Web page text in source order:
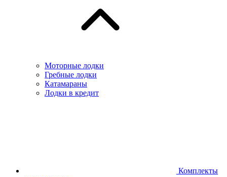
Моторные лодки
Гребные лодки
Катамараны
Лодки в кредит
Комплекты